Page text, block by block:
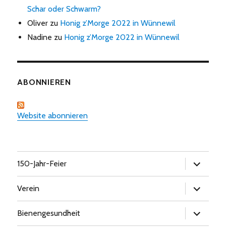
Schar oder Schwarm?
Oliver zu Honig z’Morge 2022 in Wünnewil
Nadine zu Honig z’Morge 2022 in Wünnewil
ABONNIEREN
Website abonnieren
150-Jahr-Feier
öffnen
Verein
öffnen
Bienengesundheit
öffnen